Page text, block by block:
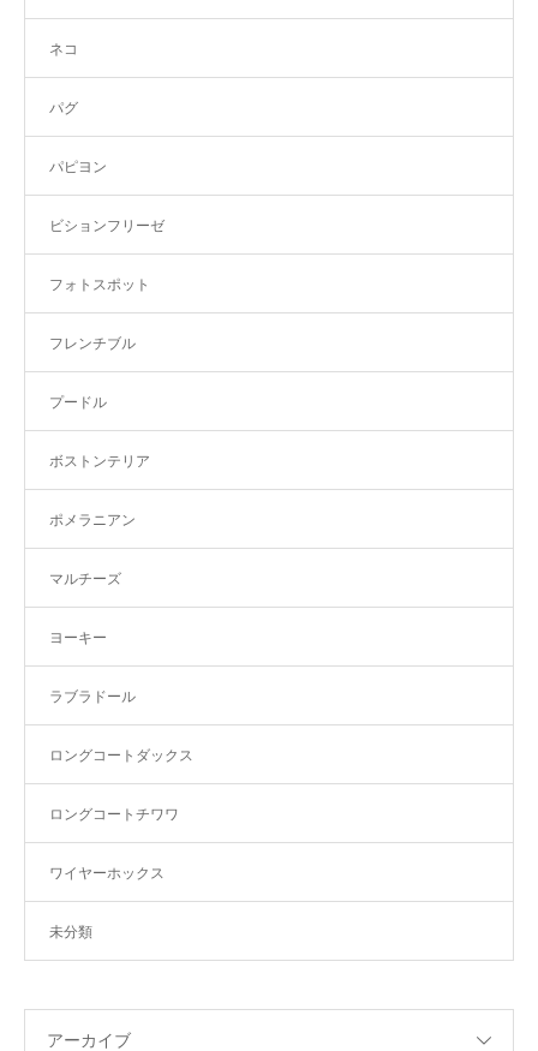
ネコ
パグ
パピヨン
ビションフリーゼ
フォトスポット
フレンチブル
プードル
ボストンテリア
ポメラニアン
マルチーズ
ヨーキー
ラブラドール
ロングコートダックス
ロングコートチワワ
ワイヤーホックス
未分類
アーカイブ